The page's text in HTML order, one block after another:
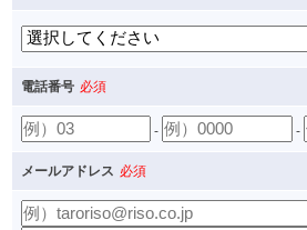
電話番号 必須
- -
メールアドレス 必須